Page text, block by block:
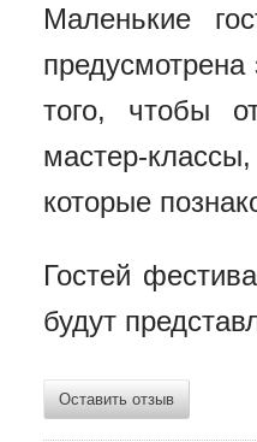
Маленькие
предусмотрена
того, чтобы
мастер-
которые
Гостей
будут
Оставить отзыв